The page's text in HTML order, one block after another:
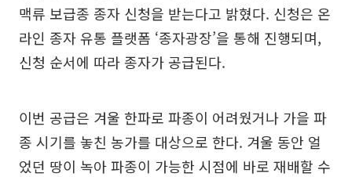
맥류 보급종 종자 신청을 받는다고 밝혔다. 신청은 온
라인 종자 유통 플랫폼 ‘종자광장’을 통해 진행되며,
신청 순서에 따라 종자가 공급된다.
이번 공급은 겨울 한파로 파종이 어려웠거나 가을 파
종 시기를 놓친 농가를 대상으로 한다. 겨울 동안 얼
었던 땅이 녹아 파종이 가능한 시점에 바로 재배할 수